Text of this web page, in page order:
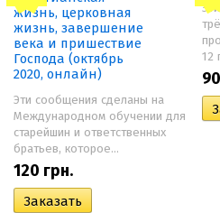
Эти сообщения сделаны на
Международном обучении для
старейшин и ответственных
братьев, которое...
120 грн.
12
90